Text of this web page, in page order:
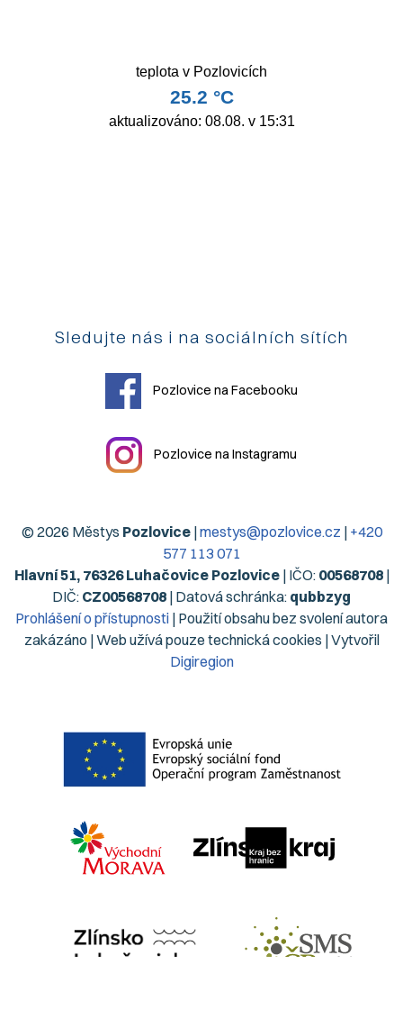
Sledujte nás i na sociálních sítích
Pozlovice na Facebooku
Pozlovice na Instagramu
© 2026 Městys Pozlovice|mestys@pozlovice.cz | +420
577 113 071
Hlavní 51, 76326 Luhačovice Pozlovice| IČO: 00568708|
DIČ: CZ00568708 | Datová schránka: qubbzyg
Prohlášení o přístupnosti | Použití obsahu bez svolení autora
zakázáno | Web užívá pouze technická cookies | Vytvořil
Digiregion